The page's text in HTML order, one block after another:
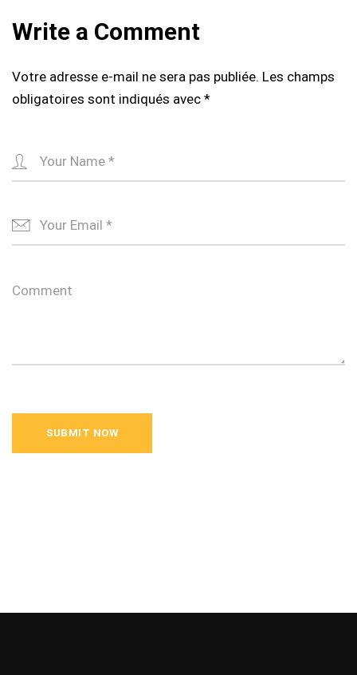
Write a Comment
Votre adresse e-mail ne sera pas publiée. Les champs
obligatoires sont indiqués avec *